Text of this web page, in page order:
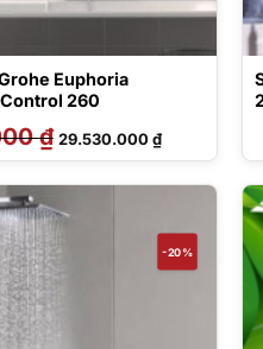
Euphoria
260
₫ Giá
gốc
là:
29.530.000₫Giá
hiện
tại
29.530.000
-20%